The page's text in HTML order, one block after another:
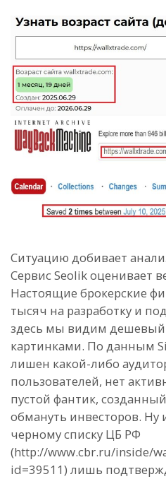
Ситуацию добивает
Сервис Seolik оценивает
Настоящие брокерские
тысяч на разработку и
здесь мы видим
картинками. По данным
лишен какой-либо
пользователей, нет
пустой фантик,
обмануть инвесторов. Ну
черному списку ЦБ РФ
(http://www.cbr.ru/inside/
id=39511) лишь